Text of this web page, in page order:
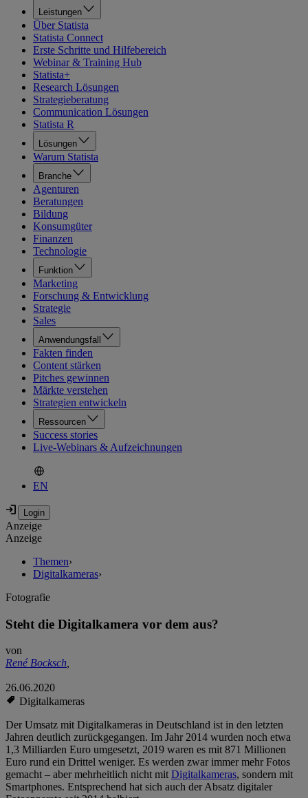
Leistungen
Über Statista
Statista Connect
Erste Schritte und Hilfebereich
Webinar & Training Hub
Statista+
Research Lösungen
Strategieberatung
Communication Lösungen
Statista R
Lösungen
Warum Statista
Branche
Agenturen
Beratungen
Bildung
Konsumgüter
Finanzen
Technologie
Funktion
Marketing
Forschung & Entwicklung
Strategie
Sales
Anwendungsfall
Fakten finden
Content stärken
Pitches gewinnen
Märkte verstehen
Strategien entwickeln
Ressourcen
Success stories
Live-Webinars & Aufzeichnungen
EN
Anzeige
Anzeige
Themen›
Digitalkameras›
Fotografie
Steht die Digitalkamera vor dem aus?
von
René Bocksch,
26.06.2020
Digitalkameras
Der Umsatz mit Digitalkameras in Deutschland ist in den letzten
Jahren deutlich zurückgegangen. Im Jahr 2014 wurden noch etwa
1,3 Milliarden Euro umgesetzt, 2019 waren es mit 871 Millionen
Euro rund ein Drittel weniger. Es werden zwar immer mehr Fotos
gemacht – aber mehrheitlich nicht mitDigitalkameras, sondern mit
Smartphones. Entsprechend hat sich auch der Absatz digitaler